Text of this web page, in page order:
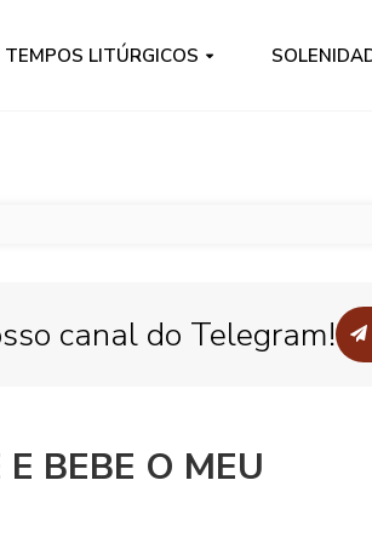
TEMPOS LITÚRGICOS
canal do Telegram!
BEBE O MEU